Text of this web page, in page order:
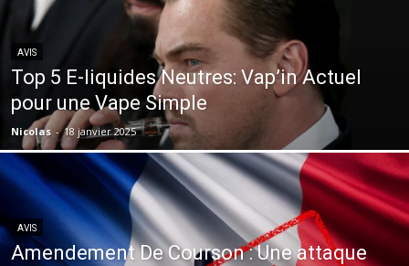
AVIS
Top 5 E-liquides Neutres: Vap’in Actuel
pour une Vape Simple
Nicolas - 18 janvier 2025
AVIS
Amendement De Courson : Une attaque